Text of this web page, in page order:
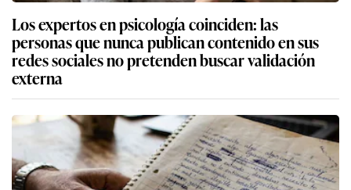
Los expertos en psicología coinciden: las
personas que nunca publican contenido en sus
redes sociales no pretenden buscar validación
externa